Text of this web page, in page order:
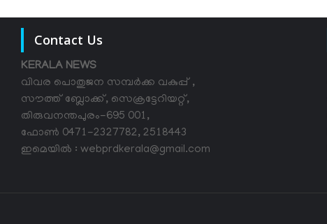
Contact Us
KERALA NEWS
വിവര പൊതുജന സമ്പര്‍ക്ക വകുപ്പ് ,
സൗത്ത് ബ്ലോക്ക്, സെക്രട്ടേറിയറ്റ്,
തിരുവനന്തപുരം-695 001,
ഫോൺ 0471-2327782, 2518443
ഇമെയിൽ : webprdkerala@gmail.com